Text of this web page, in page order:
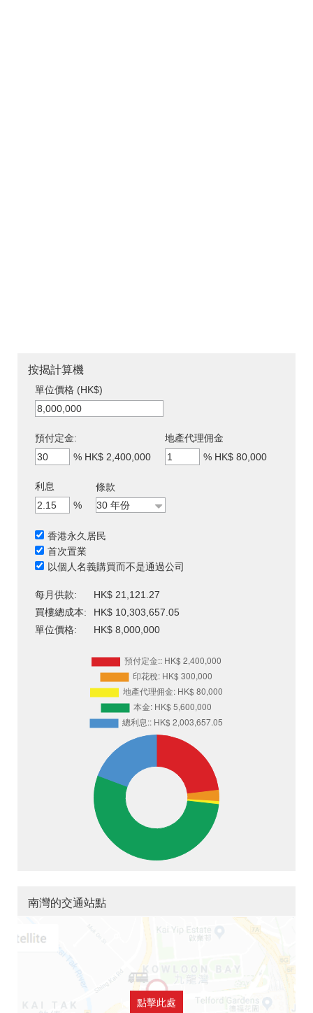
按揭計算機
單位價格 (HK$)
預付定金:
% HK$ 2,400,000
地產代理佣金
% HK$ 80,000
利息
%
條款
香港永久居民
首次置業
以個人名義購買而不是通過公司
每月供款:
HK$ 21,121.27
買樓總成本:
HK$ 10,303,657.05
單位價格:
HK$ 8,000,000
南灣的交通站點
點擊此處